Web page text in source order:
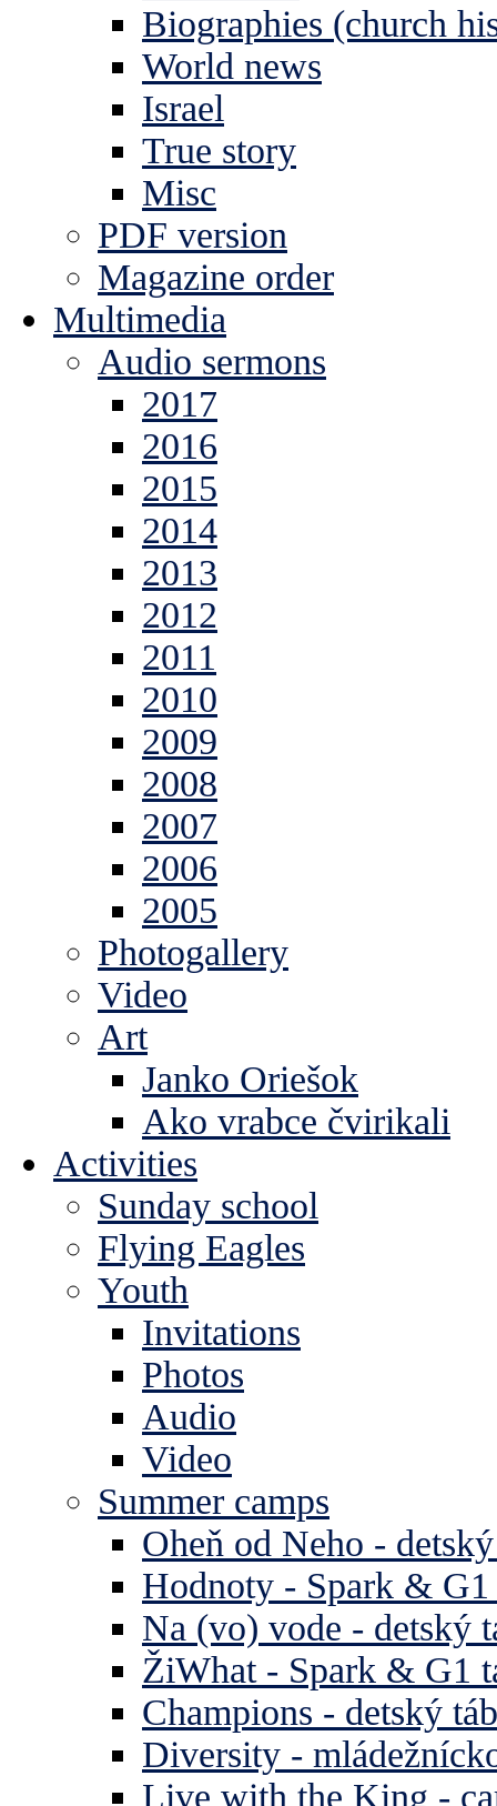
Biographies (church
World news
Israel
True story
Misc
PDF version
Magazine order
Multimedia
Audio sermons
2017
2016
2015
2014
2013
2012
2011
2010
2009
2008
2007
2006
2005
Photogallery
Video
Art
Janko Oriešok
Ako vrabce čvirikali
Activities
Sunday school
Flying Eagles
Youth
Invitations
Photos
Audio
Video
Summer camps
Oheň od Neho -
Hodnoty - Spark & G1
Na (vo) vode - detský
ŽiWhat - Spark & G1
Champions - detský
Diversity -
Live with the King -